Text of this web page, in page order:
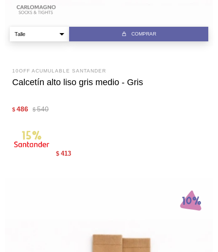
COMPRAR
10OFF ACUMULABLE SANTANDER
Calcetín alto liso gris medio - Gris
$ 486 $ 540
$ 413